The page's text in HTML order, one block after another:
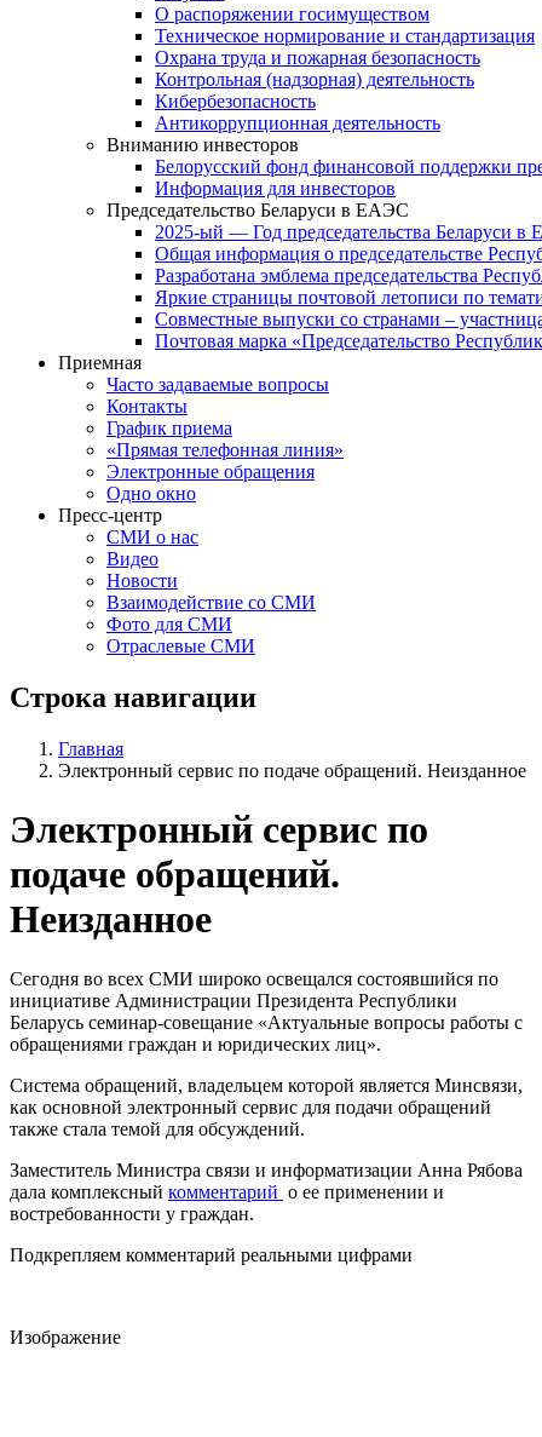
О распоряжении госимуществом
Техническое нормирование и стандартизация
Охрана труда и пожарная безопасность
Контрольная (надзорная) деятельность
Кибербезопасность
Антикоррупционная деятельность
Вниманию инвесторов
Белорусский фонд финансовой поддержки
Информация для инвесторов
Председательство Беларуси в ЕАЭС
2025-ый — Год председательства Беларуси
Общая информация о председательстве
Разработана эмблема председательства
Яркие страницы почтовой летописи по
Совместные выпуски со странами –
Почтовая марка «Председательство
Приемная
Часто задаваемые вопросы
Контакты
График приема
«Прямая телефонная линия»
Электронные обращения
Одно окно
Пресс-центр
СМИ о нас
Видео
Новости
Взаимодействие со СМИ
Фото для СМИ
Отраслевые СМИ
Строка навигации
Главная
Электронный сервис по подаче обращений. Неизданное
Электронный сервис по
подаче обращений.
Неизданное
Сегодня во всех СМИ широко освещался состоявшийся по
инициативе Администрации Президента Республики
Беларусь семинар-совещание «Актуальные вопросы работы с
обращениями граждан и юридических лиц».
Система обращений, владельцем которой является Минсвязи,
как основной электронный сервис для подачи обращений
также стала темой для обсуждений.
Заместитель Министра связи и информатизации Анна Рябова
дала комплексный комментарий о ее применении и
востребованности у граждан.
Подкрепляем комментарий реальными цифрами
Изображение